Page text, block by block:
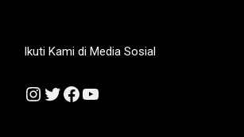
Ikuti Kami di Media Sosial
Instagram
Twitter
Facebook
YouTube